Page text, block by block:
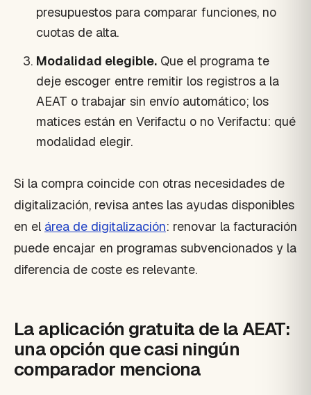
presupuestos para comparar funciones, no
cuotas de alta.
Modalidad elegible. Que el programa te
deje escoger entre remitir los registros a la
AEAT o trabajar sin envío automático; los
matices están en Verifactu o no Verifactu: qué
modalidad elegir.
Si la compra coincide con otras necesidades de
digitalización, revisa antes las ayudas disponibles
en el área de digitalización: renovar la facturación
puede encajar en programas subvencionados y la
diferencia de coste es relevante.
La aplicación gratuita de la AEAT:
una opción que casi ningún
comparador menciona